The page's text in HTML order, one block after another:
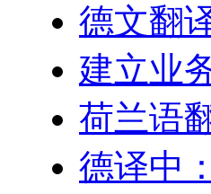
德文翻
建立业
荷兰语
德译中